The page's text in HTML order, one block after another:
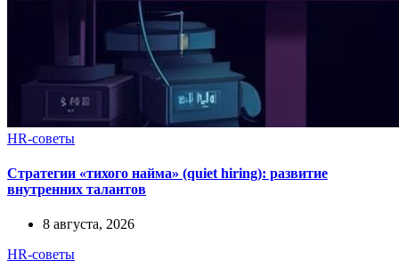
HR-советы
Стратегии «тихого найма» (quiet hiring): развитие
внутренних талантов
8 августа, 2026
HR-советы